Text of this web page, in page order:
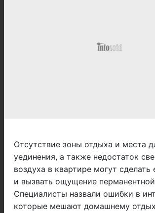
Отсутствие зоны отдыха и места
уединения, а также недостаток
воздуха в квартире могут сделать
и вызвать ощущение
Специалисты назвали ошибки в
которые мешают домашнему